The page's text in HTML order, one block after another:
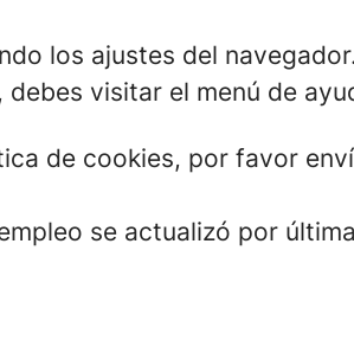
los ajustes del
visitar el menú de
de cookies, por favor
se actualizó por